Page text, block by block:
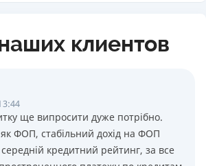
клиентов
ще випросити дуже потрiбно.
ФОП, стабiльний дохiд на ФОП
кредитний рейтинг, за все